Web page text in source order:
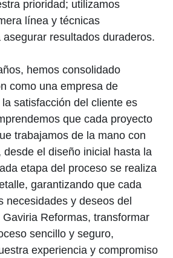
prioridad; utilizamos
línea y técnicas
resultados duraderos.
hemos consolidado
como una empresa de
satisfacción del cliente es
que cada proyecto
trabajamos de la mano con
desde el diseño inicial hasta la
etapa del proceso se realiza
garantizando que cada
necesidades y deseos del
Reformas, transformar
sencillo y seguro,
experiencia y compromiso